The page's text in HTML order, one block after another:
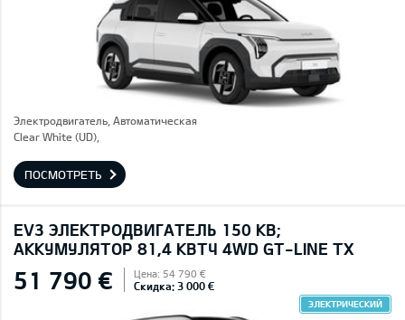
Электродвигатель, Автоматическая
Clear White (UD),
ПОСМОТРЕТЬ
EV3 ЭЛЕКТРОДВИГАТЕЛЬ 150 КВ;
AККУМУЛЯТОР 81,4 КВТЧ 4WD GT-LINE TX
51 790 € Цена: 54 790 €
Скидка: 3 000 €
ЭЛЕКТРИЧЕСКИЙ